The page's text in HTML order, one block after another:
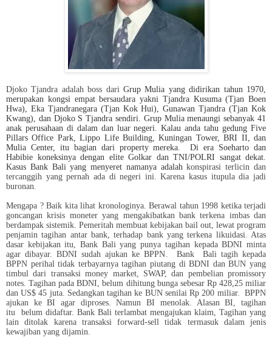
Djoko Tjandra adalah boss dari Grup Mulia yang didirikan tahun 1970,
merupakan kongsi empat bersaudara yakni Tjandra Kusuma (Tjan Boen
Hwa), Eka Tjandranegara (Tjan Kok Hui), Gunawan Tjandra (Tjan Kok
Kwang), dan Djoko S Tjandra sendiri. Grup Mulia menaungi sebanyak 41
anak perusahaan di dalam dan luar negeri. Kalau anda tahu gedung Five
Pillars Office Park, Lippo Life Building, Kuningan Tower, BRI II, dan
Mulia Center, itu bagian dari property mereka.
Di era Soeharto dan
Habibie koneksinya dengan elite Golkar dan TNI/POLRI sangat dekat.
Kasus Bank Bali yang menyeret namanya adalahkonspirasi terlicin dan
tercanggih yang pernah ada di negeri ini. Karena kasus itupula dia jadi
buronan.
Mengapa ? Baik kita lihat kronologinya. Berawal tahun 1998 ketika terjadi
goncangan krisis moneter yang mengakibatkan bank terkena imbas dan
berdampak sistemik. Pemeritah membuat kebijakan bail out, lewat program
penjamin tagihan antar bank, terhadap bank yang terkena likuidasi. Atas
dasar kebijakan itu, Bank Bali yang punya tagihan kepada BDNI minta
agar dibayar. BDNI sudah ajukan ke BPPN. Bank
Bali tagih kepada
BPPN perihal tidak terbayarnya tagihan piutang di BDNI dan BUN yang
timbul dari transaksi money market, SWAP, dan pembelian promissory
notes. Tagihan pada BDNI, belum dihitung bunga sebesar Rp 428,25 miliar
dan US$ 45 juta. Sedangkan tagihan ke BUN senilai Rp 200 miliar.
BPPN
ajukan ke BI agar diproses. Namun BI menolak. Alasan BI, tagihan
itu
belum didaftar. Bank Bali terlambat mengajukan klaim, Tagihan yang
lain ditolak karena transaksi forward-sell tidak termasuk dalam jenis
kewajiban yang dijamin.